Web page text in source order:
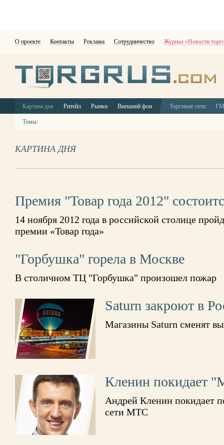
О проекте Контакты Реклама Сотрудничество Журнал «Новости
Картина дня Ритейл Рынки Внешний фон Торговые сети
Темы:
КАРТИНА ДНЯ
Премия "Товар года 2012"
14 ноября 2012 года в российской столице
премии «Товар года»
"Горбушка" горела в Москве
В столичном ТЦ "Горбушка" произошел пожар
Saturn закроют в
Магазины Saturn сменят
Кленин покидает
Андрей Кленин покидает
сети МТС